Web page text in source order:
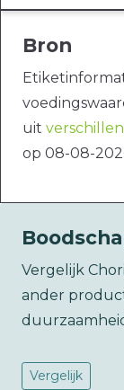
Bron
uit
op 08-08-
Vergelijk
ander
Vergelijk